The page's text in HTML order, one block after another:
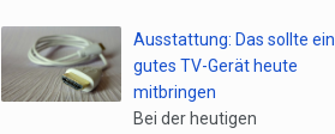
Ausstattung: Das sollte ein
gutes TV-Gerät heute
mitbringen
Bei der heutigen